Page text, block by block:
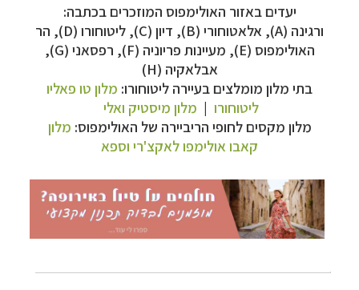
יעדים באזור האולימפוס המוזכרים בכתבה:
ורגינה (A), אלאטוחורי (B), דיון (C), ליטוחורו (D), הר
האולימפוס (E), מעיינות פריוניה (F), רפסאני (G),
אבלאקיה (H)
בתי מלון מומלצים בעיירה ליטוחורו: מלון טו פאליו
ליטוחורו | מלון מיסטיק ואלי
מלון מקסיםלחופי הריביירה של האולימפוס: מלון
קאבו אולימפו לאקצ'רי וספא